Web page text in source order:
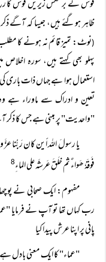
قوس کے برعکس زیریں قوس کا
ظاہر ہوگئے ہیں، جیسا کہ آگے
(نوٹ: تمیز قائم نہ ہونے کا
پہلو بھی کہتے ہیں، سورہ
استعمال ہوا ہے جہاں ذات
تعین و ادراک سے ماوراء
"واحدیت" پر مبنی ہے جس کا
يا رسولَ اللہ أين كان رَبُّنا
فَوقَہٗ ھَواءٌ ثم خلَقَ عَرشَہ علی الماءِ8
مفہوم: ایک صحابی نے
رب کہاں تھا تو آپ نے فرمایا
پانی پر اپنا عرش پیدا کیا
"عماء" کا ایک معنی بادل